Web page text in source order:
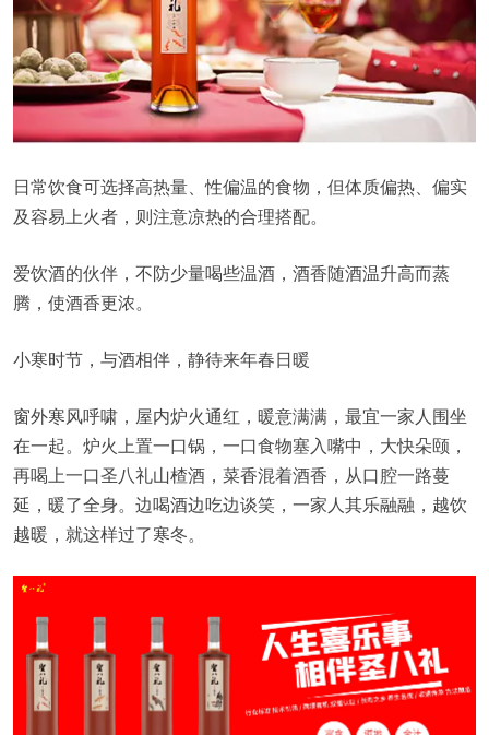
日常饮食可选择高热量、性偏温的食物，但体质偏热、偏实
及容易上火者，则注意凉热的合理搭配。
爱饮酒的伙伴，不防少量喝些温酒，酒香随酒温升高而蒸
腾，使酒香更浓。
小寒时节，与酒相伴，静待来年春日暖
窗外寒风呼啸，屋内炉火通红，暖意满满，最宜一家人围坐
在一起。炉火上置一口锅，一口食物塞入嘴中，大快朵颐，
再喝上一口圣八礼山楂酒，菜香混着酒香，从口腔一路蔓
延，暖了全身。边喝酒边吃边谈笑，一家人其乐融融，越饮
越暖，就这样过了寒冬。